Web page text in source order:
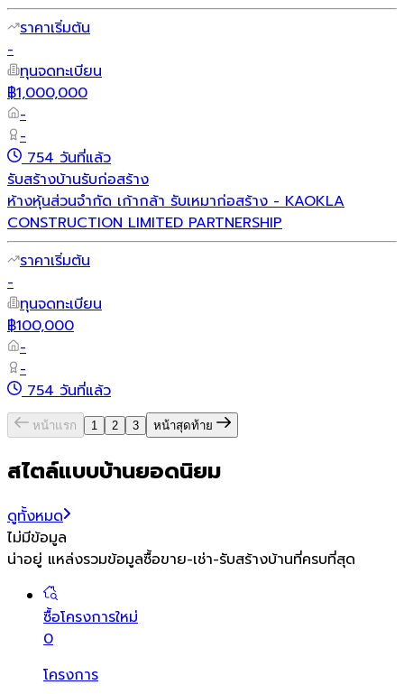
ราคาเริ่มต้น
-
ทุนจดทะเบียน
฿1,000,000
-
-
754 วันที่แล้ว
รับสร้างบ้านรับก่อสร้าง
ห้างหุ้นส่วนจำกัด เก้ากล้า รับเหมาก่อสร้าง - KAOKLA
CONSTRUCTION LIMITED PARTNERSHIP
ราคาเริ่มต้น
-
ทุนจดทะเบียน
฿100,000
-
-
754 วันที่แล้ว
หน้าแรก 1 2 3 หน้าสุดท้าย
สไตล์แบบบ้านยอดนิยม
ดูทั้งหมด
ไม่มีข้อมูล
น่าอยู่ แหล่งรวมข้อมูลซื้อขาย-เช่า-รับสร้างบ้านที่ครบที่สุด
ซื้อโครงการใหม่
0
โครงการ